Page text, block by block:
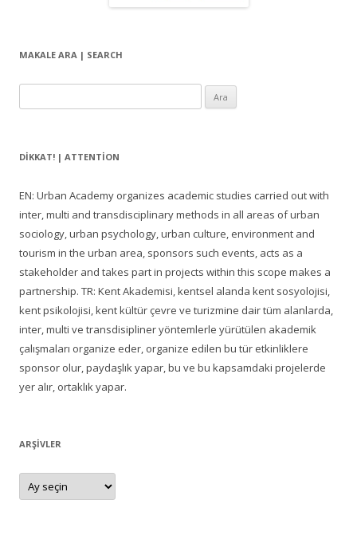
MAKALE ARA | SEARCH
DIKKAT! | ATTENTION
EN: Urban Academy organizes academic studies carried out with
inter, multi and transdisciplinary methods in all areas of urban
sociology, urban psychology, urban culture, environment and
tourism in the urban area, sponsors such events, acts as a
stakeholder and takes part in projects within this scope makes a
partnership. TR: Kent Akademisi, kentsel alanda kent sosyolojisi,
kent psikolojisi, kent kültür çevre ve turizmine dair tüm alanlarda,
inter, multi ve transdisipliner yöntemlerle yürütülen akademik
çalışmaları organize eder, organize edilen bu tür etkinliklere
sponsor olur, paydaşlık yapar, bu ve bu kapsamdaki projelerde
yer alır, ortaklık yapar.
ARŞIVLER
Arşivler